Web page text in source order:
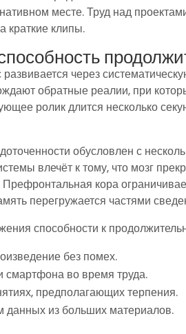
месте. Труд над
краткие клипы.
через
обратные реалии, при
ролик длится несколько
обусловлен с
влечёт к тому, что мозг
Префронтальная кора
перегружается частями
способности к
без помех.
смартфона во время труда.
предполагающих терпения.
данных из больших материалов.